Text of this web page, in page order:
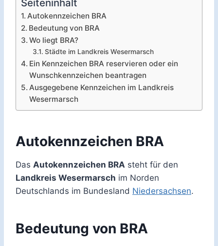
Seiteninhalt
Autokennzeichen BRA
Bedeutung von BRA
Wo liegt BRA?
Städte im Landkreis Wesermarsch
Ein Kennzeichen BRA reservieren oder ein
Wunschkennzeichen beantragen
Ausgegebene Kennzeichen im Landkreis
Wesermarsch
Autokennzeichen BRA
Das Autokennzeichen BRA steht für den
Landkreis Wesermarsch im Norden
Deutschlands im Bundesland Niedersachsen.
Bedeutung von BRA